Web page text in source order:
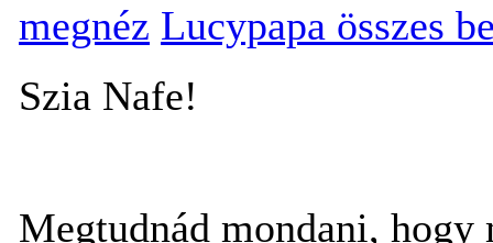
megnéz Lucypapa összes
Szia Nafe!
Megtudnád mondani,